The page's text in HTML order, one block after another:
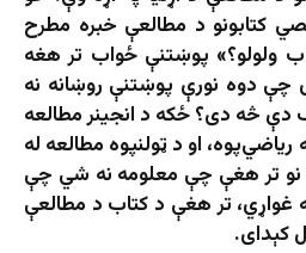
کتابونو د مطالعې خبره مطرح
ولولو؟» پوښتنې ځواب تر هغه
چې دوه نورې پوښتنې روښانه نه
څه دی؟ ځکه د انجینر مطالعه
ریاضي‌پوه، او د ټولنپوه مطالعه له
نو تر هغې چې معلومه نه شي چې
تر هغې د کتاب د مطالعې
کېدای.